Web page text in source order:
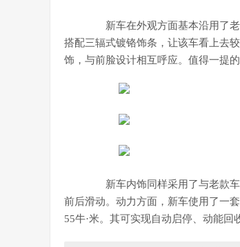
新车在外观方面基本沿用了老
搭配三辐式镀铬饰条，让该车看上去
饰，与前脸设计相互呼应。值得一提
新车内饰同样采用了与老款车
前后滑动。动力方面，新车使用了一
55牛·米。其可实现自动启停、动能回